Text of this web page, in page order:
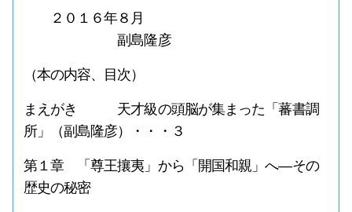
２０１６年８月
副島隆彦
（本の内容、目次）
まえがき 天才級の頭脳が集まった「蕃書調
所」（副島隆彦）・・・３
第１章 「尊王攘夷」から「開国和親」へ―その
歴史の秘密